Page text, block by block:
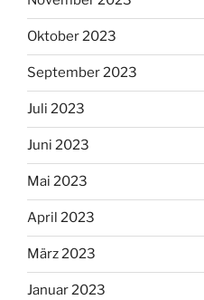
Oktober 2023
September 2023
Juli 2023
Juni 2023
Mai 2023
April 2023
März 2023
Januar 2023